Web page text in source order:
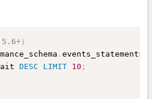
）
.
DESC LIMIT 10 ;